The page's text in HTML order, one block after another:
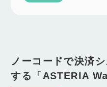
ノーコードで決済
する「ASTERIA